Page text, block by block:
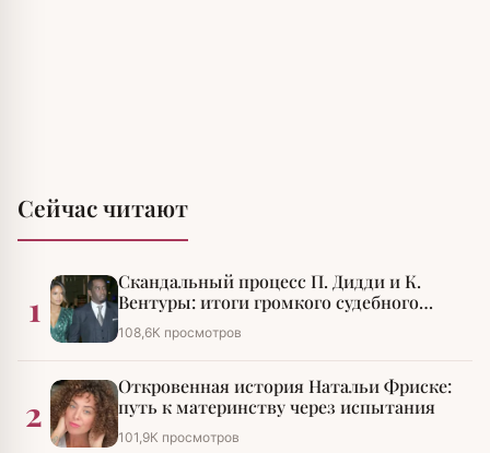
Сейчас читают
1
Скандальный процесс П. Дидди и К.
Вентуры: итоги громкого судебного
разбирательства
108,6К просмотров
2
Откровенная история Натальи Фриске:
путь к материнству через испытания
101,9К просмотров